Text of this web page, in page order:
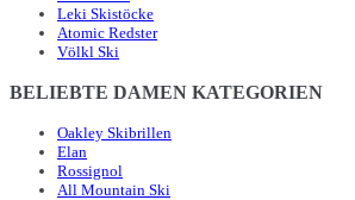
Leki Skistöcke
Atomic Redster
Völkl Ski
BELIEBTE DAMEN KATEGORIEN
Oakley Skibrillen
Elan
Rossignol
All Mountain Ski